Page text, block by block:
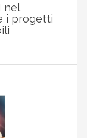
nel
i progetti